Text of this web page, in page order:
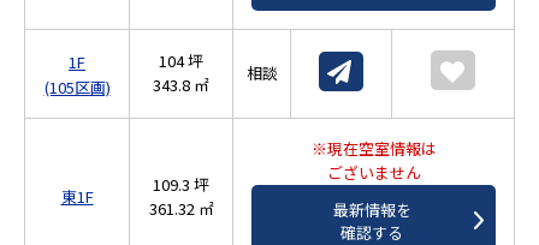
1F
(105区画)
104 坪
343.8 ㎡
相談
東1F
109.3 坪
361.32 ㎡
※現在空室情報は
ございません
最新情報を
確認する